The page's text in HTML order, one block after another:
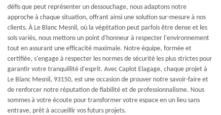
défis que peut représenter un dessouchage, nous adaptons notre
approche à chaque situation, offrant ainsi une solution sur-mesure à nos
clients. À Le Blanc Mesnil, où la végétation peut parfois être dense et les
sols variés, nous mettons un point d'honneur à respecter l'environnement
tout en assurant une efficacité maximale. Notre équipe, formée et
certifiée, s'engage à respecter les normes de sécurité les plus strictes pour
garantir votre tranquillité d'esprit. Avec Caplot Elagage, chaque projet à
Le Blanc Mesnil, 93150, est une occasion de prouver notre savoir-faire et
de renforcer notre réputation de fiabilité et de professionnalisme. Nous
sommes à votre écoute pour transformer votre espace en un lieu sans
entrave, prêt à accueillir vos futurs projets.